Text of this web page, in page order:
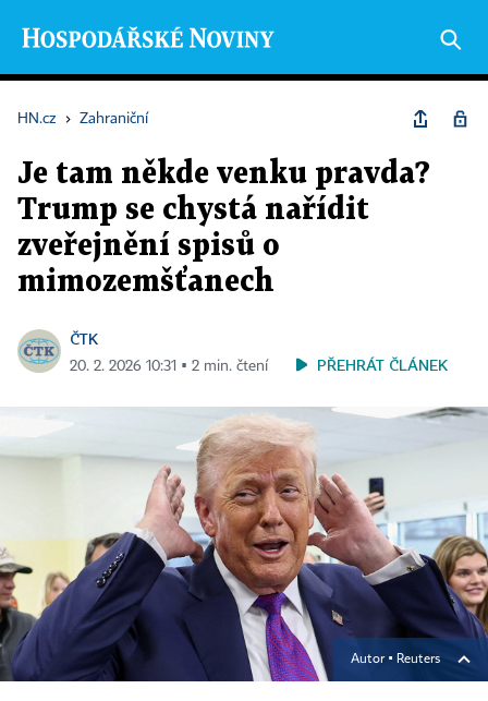
HN.cz › Zahraniční
Je tam někde venku pravda?
Trump se chystá nařídit
zveřejnění spisů o
mimozemšťanech
ČTK
20. 2. 2026 10:31 ▪ 2 min. čtení PŘEHRÁT ČLÁNEK
Autor ▪ Reuters